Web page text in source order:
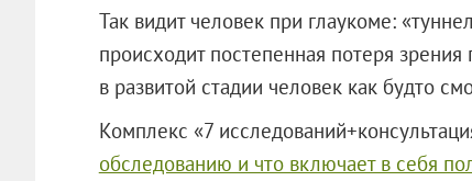
Так видит человек при глаукоме:
происходит постепенная потеря
в развитой стадии человек как будто
Комплекс «7
обследованию и что включает в себя